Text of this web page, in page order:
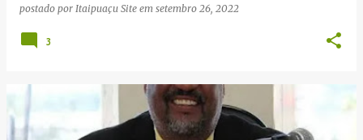
postado por Itaipuaçu Site em setembro 26, 2022
3